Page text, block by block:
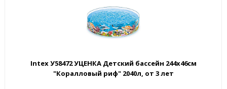
Intex У58472 УЦЕНКА Детский бассейн 244х46см
"Коралловый риф" 2040л, от 3 лет